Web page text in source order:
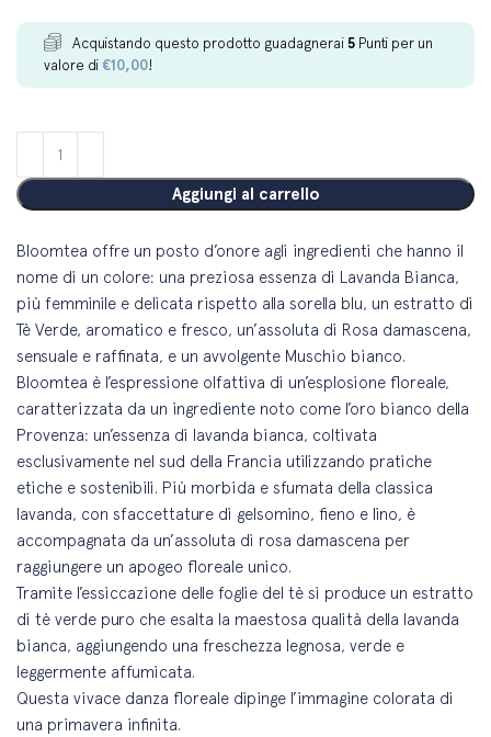
Acquistando questo prodotto guadagnerai5 Punti per un
valore di€10,00!
Aggiungi al carrello
Bloomtea offre un posto d’onore agli ingredienti che hanno il
nome di un colore: una preziosa essenza di Lavanda Bianca,
più femminile e delicata rispetto alla sorella blu, un estratto di
Tè Verde, aromatico e fresco, un’assoluta di Rosa damascena,
sensuale e raffinata, e un avvolgente Muschio bianco.
Bloomtea è l’espressione olfattiva di un’esplosione floreale,
caratterizzata da un ingrediente noto come l’oro bianco della
Provenza: un’essenza di lavanda bianca, coltivata
esclusivamente nel sud della Francia utilizzando pratiche
etiche e sostenibili. Più morbida e sfumata della classica
lavanda, con sfaccettature di gelsomino, fieno e lino, è
accompagnata da un’assoluta di rosa damascena per
raggiungere un apogeo floreale unico.
Tramite l’essiccazione delle foglie del tè si produce un estratto
di tè verde puro che esalta la maestosa qualità della lavanda
bianca, aggiungendo una freschezza legnosa, verde e
leggermente affumicata.
Questa vivace danza floreale dipinge l’immagine colorata di
una primavera infinita.